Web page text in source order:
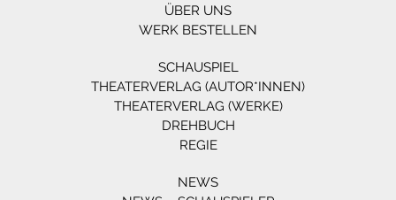
ÜBER UNS
WERK BESTELLEN
SCHAUSPIEL
THEATERVERLAG (AUTOR*INNEN)
THEATERVERLAG (WERKE)
DREHBUCH
REGIE
NEWS